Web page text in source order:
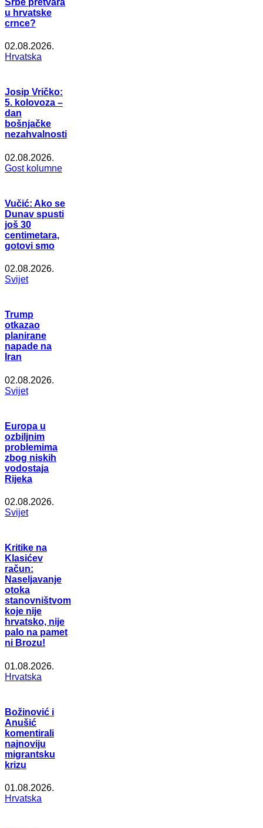
u hrvatske
crnce?
02.08.2026.
Hrvatska
Josip Vričko:
5. kolovoza –
dan
bošnjačke
nezahvalnosti
02.08.2026.
Gost kolumne
Vučić: Ako se
Dunav spusti
još 30
centimetara,
gotovi smo
02.08.2026.
Svijet
Trump
otkazao
planirane
napade na
Iran
02.08.2026.
Svijet
Europa u
ozbiljnim
problemima
zbog niskih
vodostaja
Rijeka
02.08.2026.
Svijet
Kritike na
Klasićev
račun:
Naseljavanje
otoka
stanovništvom
koje nije
hrvatsko, nije
palo na pamet
ni Brozu!
01.08.2026.
Hrvatska
Božinović i
Anušić
komentirali
najnoviju
migrantsku
krizu
01.08.2026.
Hrvatska